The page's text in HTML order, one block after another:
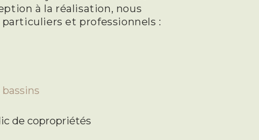
à la réalisation, nous
et professionnels :
de copropriétés